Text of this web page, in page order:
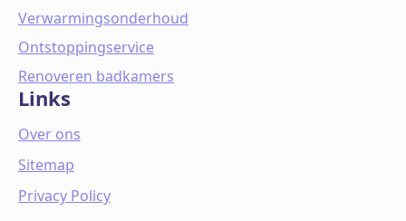
Verwarmingsonderhoud
Ontstoppingservice
Renoveren badkamers
Links
Over ons
Sitemap
Privacy Policy